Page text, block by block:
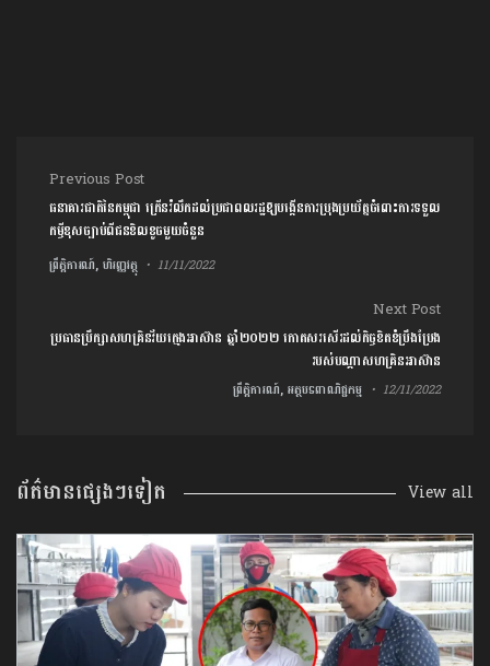
Post navigation
Previous Post
ធនាគារជាតិនៃកម្ពុជា ក្រើនរំលឹកដល់ប្រជាពលរដ្ឋឱ្យបង្កើនការប្រុងប្រយ័ត្នចំពោះការទទួល
កម្ចីខុសច្បាប់ពីជនខិលខូចមួយចំនួន
ព្រឹត្តិការណ៍, ហិរញ្ញវត្ថុ 11/11/2022
Next Post
ប្រធានប្រឹក្សាសហគ្រិនវ័យក្មេងអាស៊ាន ឆ្នាំ២០២២ កោតសរសើរដល់កិច្ចខិតខំប្រឹងប្រែង
របស់បណ្តាសហគ្រិនអាស៊ាន
ព្រឹត្តិការណ៍, អត្ថបទពាណិជ្ជកម្ម 12/11/2022
ព័ត៌មានផ្សេងៗទៀត View all